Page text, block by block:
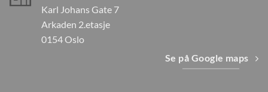
Karl Johans Gate 7
Arkaden 2.etasje
0154 Oslo
Se på Google maps